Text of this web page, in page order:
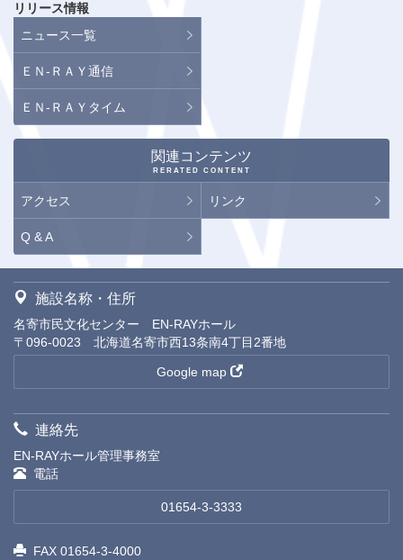
リリース情報
ニュース一覧
ＥＮ-ＲＡＹ通信
ＥＮ-ＲＡＹタイム
関連コンテンツ
RERATED CONTENT
アクセス リンク
Q & A
施設名称・住所
名寄市民文化センター EN-RAYホール
〒096-0023 北海道名寄市西13条南4丁目2番地
Google map
連絡先
EN-RAYホール管理事務室
電話
01654-3-3333
FAX 01654-3-4000